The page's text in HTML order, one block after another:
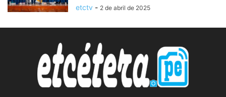
etctv - 2 de abril de 2025